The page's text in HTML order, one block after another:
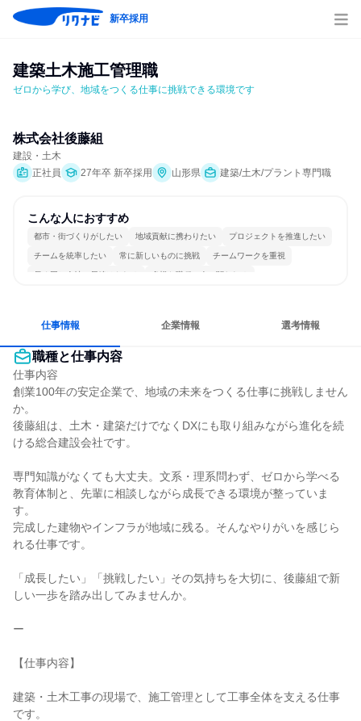
新卒採用
建築土木施工管理職
ゼロから学び、地域をつくる仕事に挑戦できる環境です
株式会社後藤組
建設・土木
正社員
27年卒 新卒採用 山形県 建築/土木/プラント専門職
こんな人におすすめ
都市・街づくりがしたい 地域貢献に携わりたい プロジェクトを推進したい
チームを統率したい 常に新しいものに挑戦 チームワークを重視
長く同じ会社に居続けられる 多様な職種の人と関われる
仕事情報 企業情報 選考情報
職種と仕事内容
仕事内容
創業100年の安定企業で、地域の未来をつくる仕事に挑戦しません
か。
後藤組は、土木・建築だけでなくDXにも取り組みながら進化を続
ける総合建設会社です。
専門知識がなくても大丈夫。文系・理系問わず、ゼロから学べる
教育体制と、先輩に相談しながら成長できる環境が整っていま
す。
完成した建物やインフラが地域に残る。そんなやりがいを感じら
れる仕事です。
「成長したい」「挑戦したい」その気持ちを大切に、後藤組で新
しい一歩を踏み出してみませんか。
ー
【仕事内容】
建築・土木工事の現場で、施工管理として工事全体を支える仕事
です。